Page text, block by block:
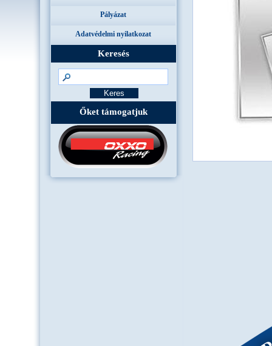
Pályázat
Adatvédelmi nyilatkozat
Keresés
Őket támogatjuk